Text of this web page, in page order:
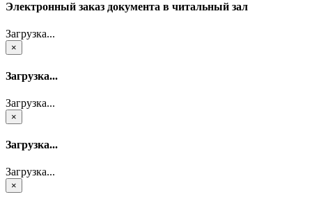
Электронный заказ документа в читальный зал
Загрузка...
×
Загрузка...
Загрузка...
×
Загрузка...
Загрузка...
×